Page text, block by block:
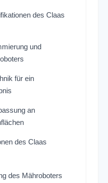
des Claas
und
für ein
an
des Claas
des Mähroboters